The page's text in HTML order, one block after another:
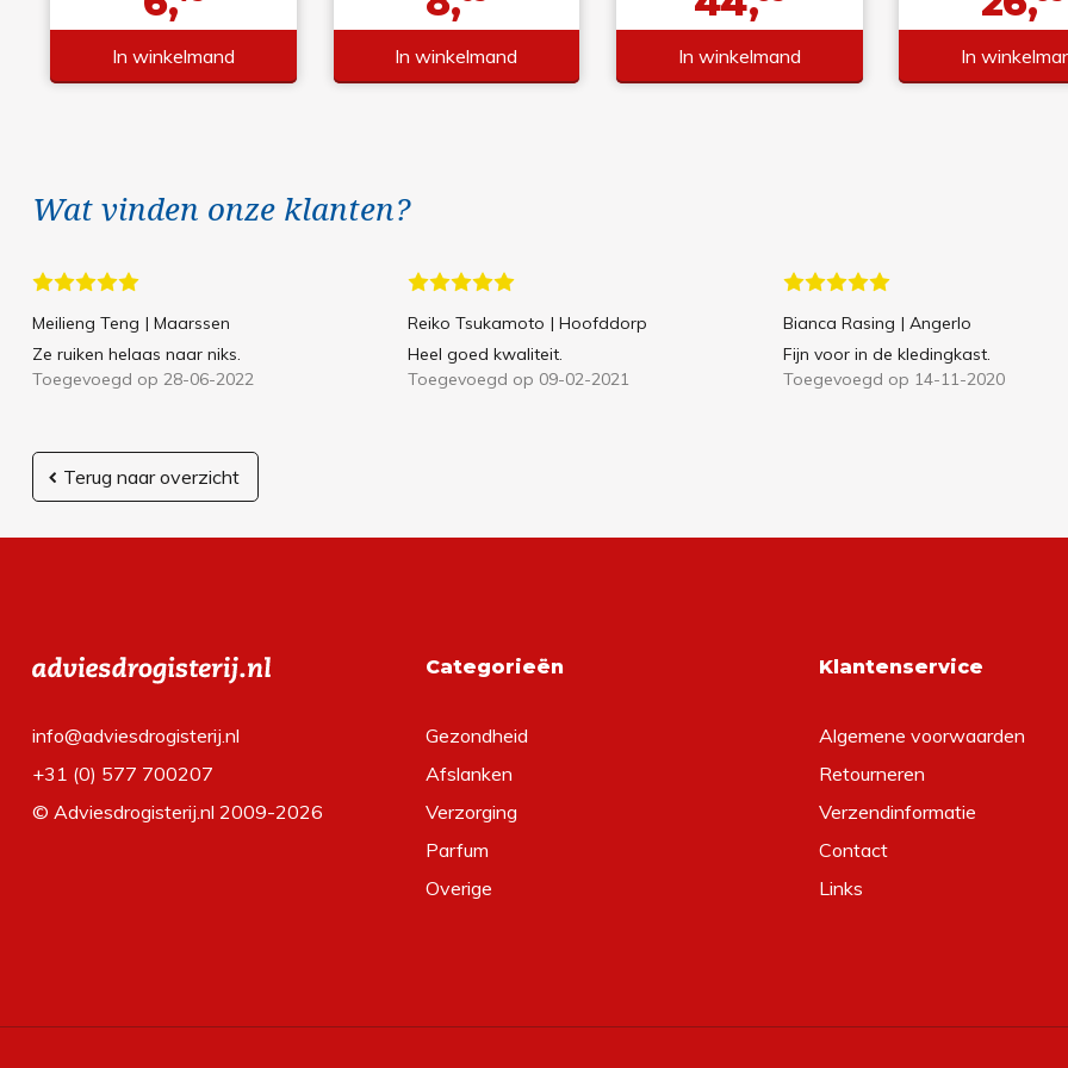
In winkelmand In winkelmand In winkelmand In
Wat vinden onze klanten?
Meilieng Teng | Maarssen
Ze ruiken helaas naar niks.
Toegevoegd op 28-06-2022
Reiko Tsukamoto | Hoofddorp
Heel goed kwaliteit.
Toegevoegd op 09-02-2021
Bianca Rasing | Angerlo
Fijn voor in de kledingkast.
Toegevoegd op 14-11-2020
Terug naar overzicht
info@adviesdrogisterij.nl
+31 (0) 577 700207
© Adviesdrogisterij.nl 2009-2026
Categorieën
Gezondheid
Afslanken
Verzorging
Parfum
Overige
Klantenservice
Algemene voorwaarden
Retourneren
Verzendinformatie
Contact
Links